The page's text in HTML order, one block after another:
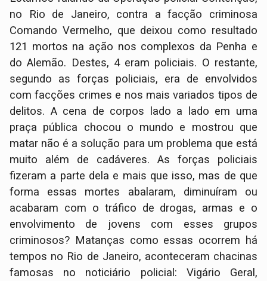
no Rio de Janeiro, contra a facção criminosa
Comando Vermelho, que deixou como resultado
121 mortos na ação nos complexos da Penha e
do Alemão. Destes, 4 eram policiais. O restante,
segundo as forças policiais, era de envolvidos
com facções crimes e nos mais variados tipos de
delitos. A cena de corpos lado a lado em uma
praça pública chocou o mundo e mostrou que
matar não é a solução para um problema que está
muito além de cadáveres. As forças policiais
fizeram a parte dela e mais que isso, mas de que
forma essas mortes abalaram, diminuíram ou
acabaram com o tráfico de drogas, armas e o
envolvimento de jovens com esses grupos
criminosos? Matanças como essas ocorrem há
tempos no Rio de Janeiro, aconteceram chacinas
famosas no noticiário policial: Vigário Geral,